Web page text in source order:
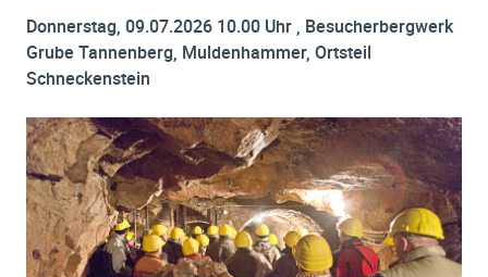
Donnerstag, 09.07.2026 10.00 Uhr , Besucherbergwerk
Grube Tannenberg, Muldenhammer, Ortsteil
Schneckenstein